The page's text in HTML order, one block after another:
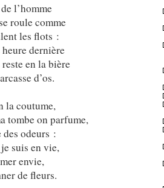
l’homme
roule comme
les flots :
dernière
en la bière
d’os.
la coutume,
tombe on parfume,
des odeurs :
suis en vie,
envie,
de fleurs.